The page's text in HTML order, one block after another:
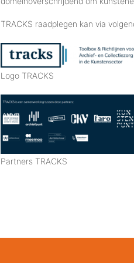
TRACKS raadplegen kan via
Logo TRACKS
Partners TRACKS